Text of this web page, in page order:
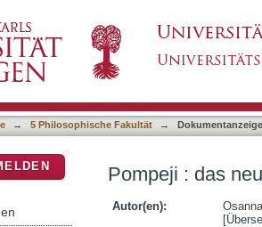
→ 5 Philosophische Fakultät → Dokumentanzeige
Pompeji : das
Autor(en):